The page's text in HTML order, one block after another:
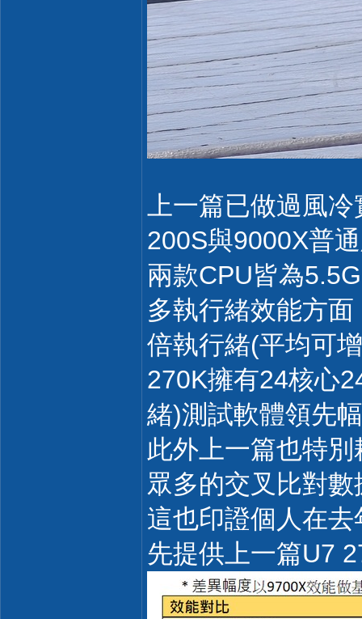
上一篇已做過風
200S與9000X普
兩款CPU皆為
多執行緒效能方
倍執行緒(平均可
270K擁有24核心
緒)測試軟體領先
此外上一篇也特
眾多的交叉比對
這也印證個人在
先提供上一篇U7